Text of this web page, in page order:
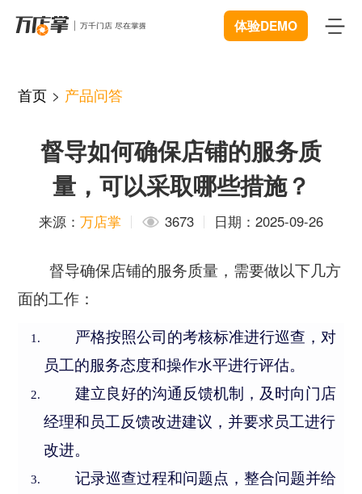
体验DEMO
智能巡店
客流统计
商业BI
远程协同
视频追溯
微信商城
广告信发
小鸟探店
AI识别检测
体验中心 New
解决方案
数据赋能
服装行业
餐饮行业
连锁药店
资源中心
公司新闻
产品问答
服务支持 New
开发者中心
开放平台
联系我们
公司简介
企业文化
首页 > 产品问答
督导如何确保店铺的服务质
量，可以采取哪些措施？
来源： 万店掌 3673 日期：2025-09-26
督导确保店铺的服务质量，需要做以下几方
面的工作：
严格按照公司的考核标准进行巡查，对
员工的服务态度和操作水平进行评估。
建立良好的沟通反馈机制，及时向门店
经理和员工反馈改进建议，并要求员工进行
改进。
记录巡查过程和问题点，整合问题并给